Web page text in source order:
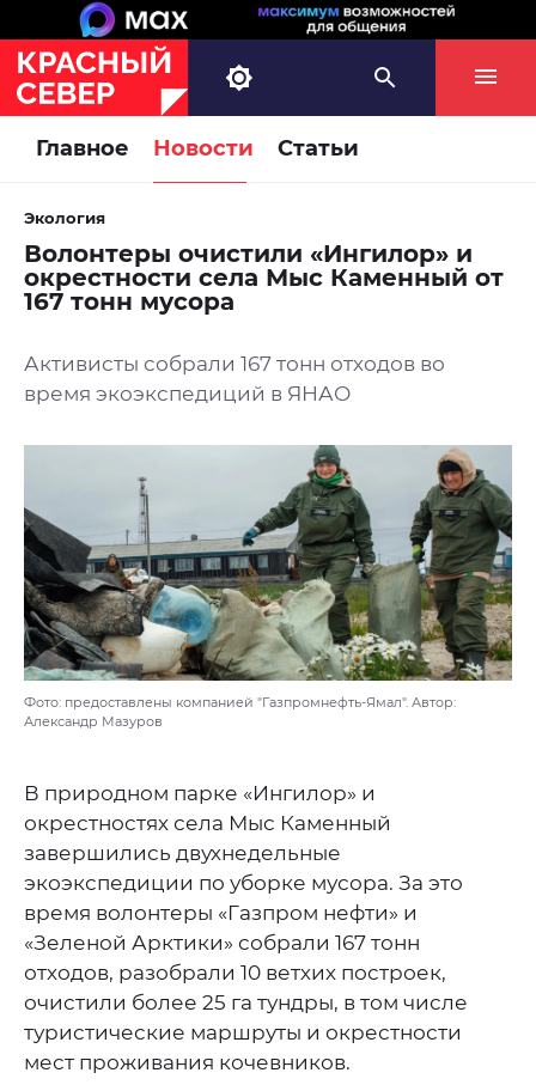
Главное Новости Статьи
Экология
Волонтеры очистили «Ингилор» и
окрестности села Мыс Каменный от
167 тонн мусора
Активисты собрали 167 тонн отходов во
время экоэкспедиций в ЯНАО
Фото: предоставлены компанией "Газпромнефть-Ямал". Автор:
Александр Мазуров
В природном парке «Ингилор» и
окрестностях села Мыс Каменный
завершились двухнедельные
экоэкспедиции по уборке мусора. За это
время волонтеры «Газпром нефти» и
«Зеленой Арктики» собрали 167 тонн
отходов, разобрали 10 ветхих построек,
очистили более 25 га тундры, в том числе
туристические маршруты и окрестности
мест проживания кочевников.